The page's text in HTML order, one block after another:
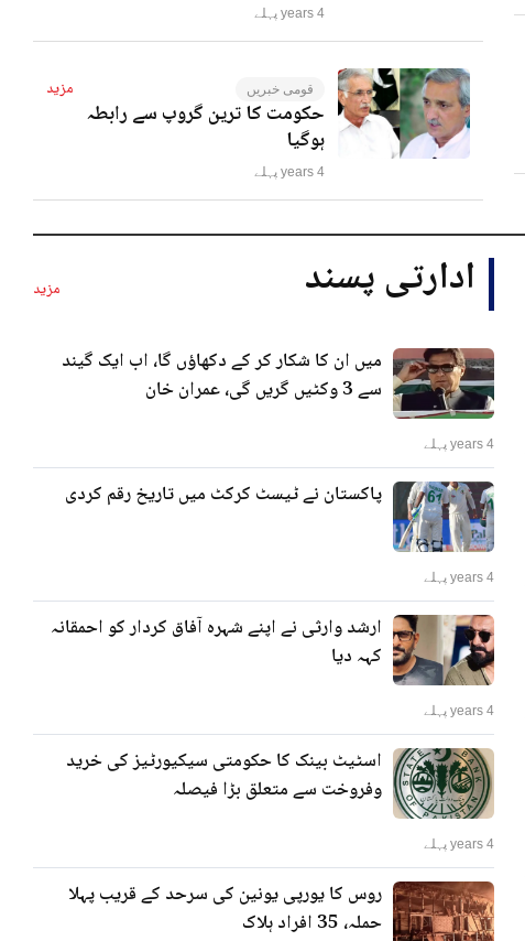
4 years پہلے
قومی خبریں مزید
حکومت کا ترین گروپ سے رابطہ
ہوگیا
4 years پہلے
ادارتی پسند مزید
میں ان کا شکار کر کے دکھاؤں گا، اب ایک گیند
سے 3 وکٹیں گریں گی، عمران خان
4 years پہلے
پاکستان نے ٹیسٹ کرکٹ میں تاریخ رقم کردی
4 years پہلے
ارشد وارثی نے اپنے شہرہ آفاق کردار کو احمقانہ
کہہ دیا
4 years پہلے
اسٹیٹ بینک کا حکومتی سیکیورٹیز کی خرید
وفروخت سے متعلق بڑا فیصلہ
4 years پہلے
روس کا یورپی یونین کی سرحد کے قریب پہلا
حملہ، 35 افراد ہلاک